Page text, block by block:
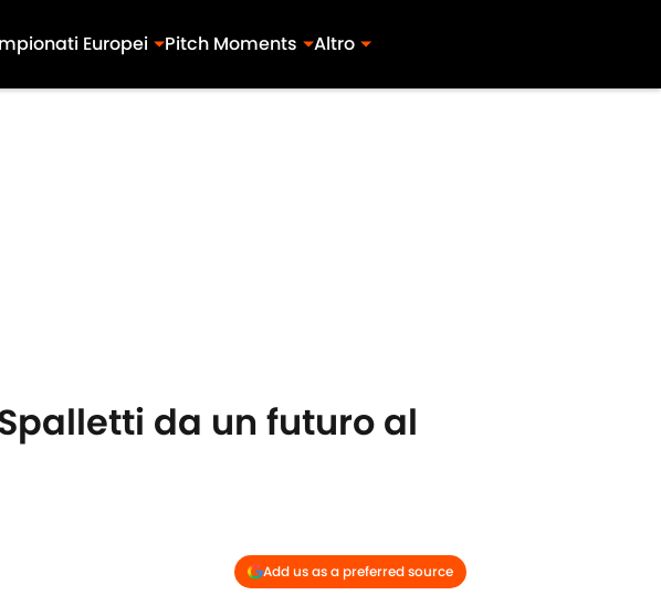
Europei Pitch Moments Altro
da un futuro al
Add us as a preferred source